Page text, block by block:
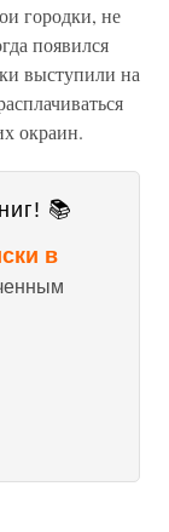
городки, не
появился
выступили на
окраин.
📚
в